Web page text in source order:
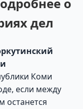
дел
Коми
если между
останется